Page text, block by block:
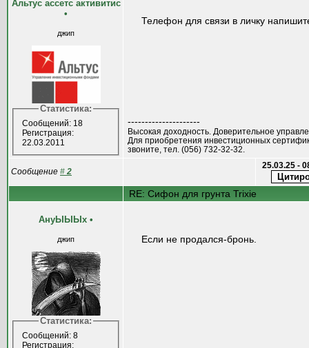
Альтус ассетс активитис
•
джип
Статистика:
Сообщений: 18
Регистрация:
22.03.2011
Телефон для связи в личку
---------------------
Высокая доходность. Доверительное
Для приобретения инвестиционных
звоните, тел. (056) 732-32-32.
Сообщение # 2
25.03.25 -
RE: Сифон для грунта Trixie
АнуЫЫЫх •
джип
Статистика:
Сообщений: 8
Регистрация:
Если не продался-бронь.